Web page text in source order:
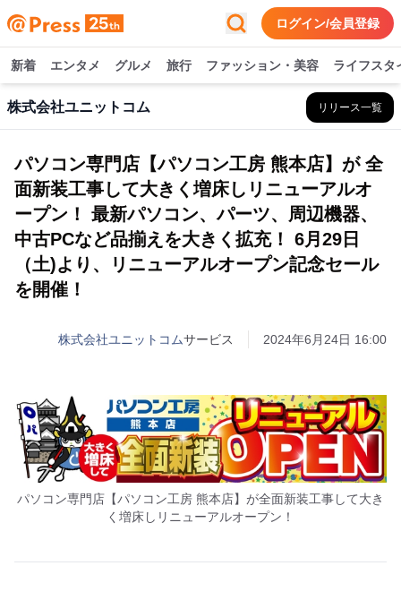
ログイン/会員登録
新着 エンタメ グルメ 旅行 ファッション・美容 ライフスタ
株式会社ユニットコム リリース一覧
パソコン専門店【パソコン工房 熊本店】が 全
面新装工事して大きく増床しリニューアルオ
ープン！ 最新パソコン、パーツ、周辺機器、
中古PCなど品揃えを大きく拡充！ 6月29日
（土)より、リニューアルオープン記念セール
を開催！
株式会社ユニットコムサービス 2024年6月24日 16:00
パソコン専門店【パソコン工房 熊本店】が全面新装工事して大き
く増床しリニューアルオープン！